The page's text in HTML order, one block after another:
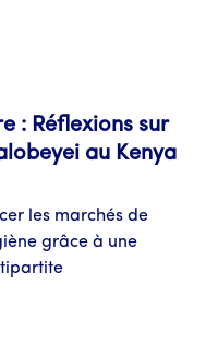
: Réflexions sur
au Kenya